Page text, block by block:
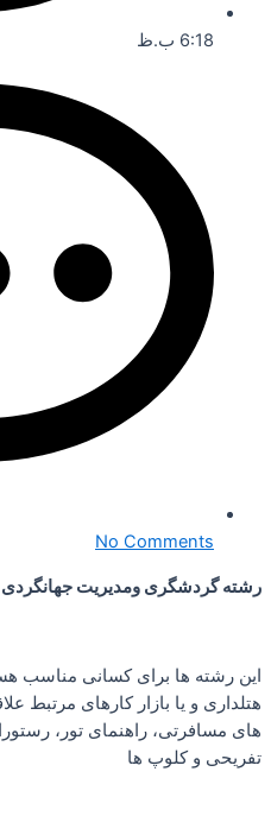
6:18 ب.ظ
No Comments
رشته گردشگری ومدیریت جهانگردی
این رشته ها برای کسانی مناسب
هتلداری و یا بازار کارهای مرتبط
های مسافرتی، راهنمای تور،
تفریحی و کلوپ ها